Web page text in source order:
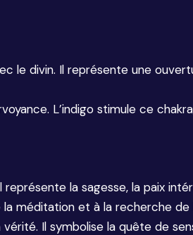
le divin. Il représente une
L’indigo stimule ce
la sagesse, la paix
méditation et à la recherche de
Il symbolise la quête de